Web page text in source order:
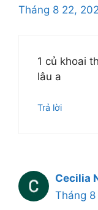
Tháng 8 22,
1 củ khoai
lâu a
Trả lời
Cecilia
Tháng